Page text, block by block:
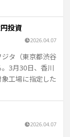
投資
2026.04.07
タ（東京都渋谷
3月30日、香川
工場に指定した
2026.04.07